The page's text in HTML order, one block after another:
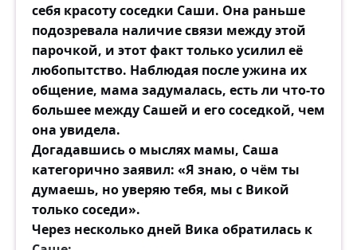
себя красоту соседки Саши. Она раньше
подозревала наличие связи между этой
парочкой, и этот факт только усилил её
любопытство. Наблюдая после ужина их
общение, мама задумалась, есть ли что-то
большее между Сашей и его соседкой, чем
она увидела.
Догадавшись о мыслях мамы, Саша
категорично заявил: «Я знаю, о чём ты
думаешь, но уверяю тебя, мы с Викой
только соседи».
Через несколько дней Вика обратилась к